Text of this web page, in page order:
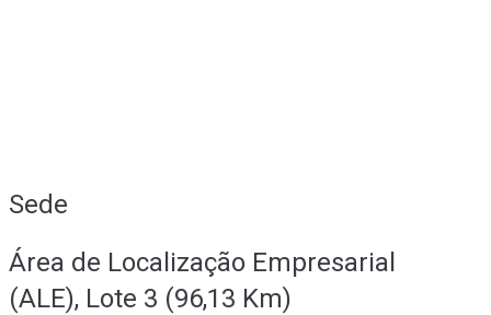
Sede
Área de Localização Empresarial
(ALE), Lote 3 (96,13 Km)